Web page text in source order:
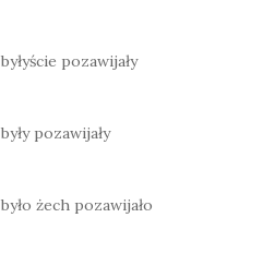
byłyście pozawijały
były pozawijały
było żech pozawijało